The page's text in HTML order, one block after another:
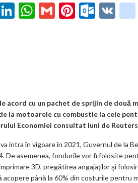
Li W
p
G
Pi O
m
acord cu un pachet de sprijin de
la motoarele cu combustie la cele
Economiei consultat luni de
intra în vigoare în 2021, Guvernul de la
De asemenea, fondurile vor fi folosite
3D, pregătirea angajaţilor şi
până la 60% din costurile pentru